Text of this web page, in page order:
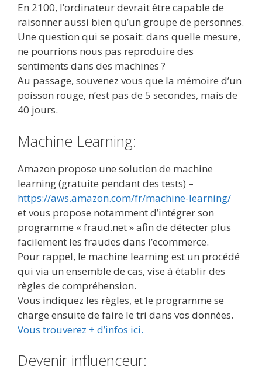
En 2100, l’ordinateur devrait être capable de
raisonner aussi bien qu’un groupe de personnes.
Une question qui se posait: dans quelle mesure,
ne pourrions nous pas reproduire des
sentiments dans des machines ?
Au passage, souvenez vous que la mémoire d’un
poisson rouge, n’est pas de 5 secondes, mais de
40 jours.
Machine Learning:
Amazon propose une solution de machine
learning (gratuite pendant des tests) –
https://aws.amazon.com/fr/machine-learning/
et vous propose notamment d’intégrer son
programme « fraud.net » afin de détecter plus
facilement les fraudes dans l’ecommerce.
Pour rappel, le machine learning est un procédé
qui via un ensemble de cas, vise à établir des
règles de compréhension.
Vous indiquez les règles, et le programme se
charge ensuite de faire le tri dans vos données.
Vous trouverez + d’infos ici.
Devenir influenceur: